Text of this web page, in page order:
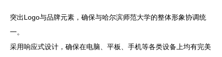
突出Logo与品牌元素，确保与哈尔滨师范大学的整体形象协调统
一。
采用响应式设计，确保在电脑、平板、手机等各类设备上均有完美